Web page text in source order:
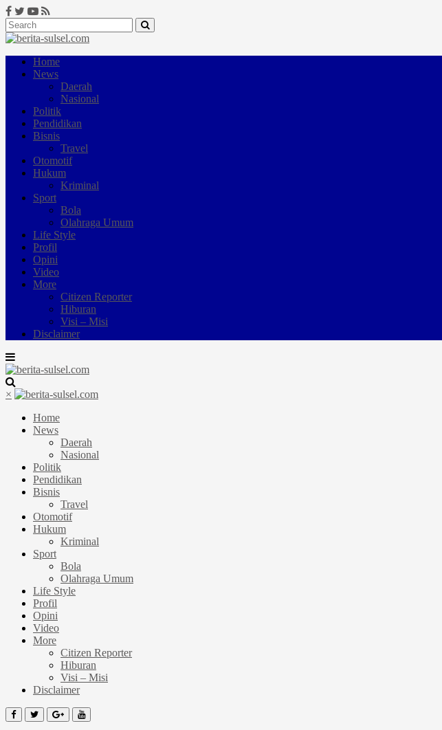
Home
News
Daerah
Nasional
Politik
Pendidikan
Bisnis
Travel
Otomotif
Hukum
Kriminal
Sport
Bola
Olahraga Umum
Life Style
Profil
Opini
Video
More
Citizen Reporter
Hiburan
Visi – Misi
Disclaimer
×
Home
News
Daerah
Nasional
Politik
Pendidikan
Bisnis
Travel
Otomotif
Hukum
Kriminal
Sport
Bola
Olahraga Umum
Life Style
Profil
Opini
Video
More
Citizen Reporter
Hiburan
Visi – Misi
Disclaimer